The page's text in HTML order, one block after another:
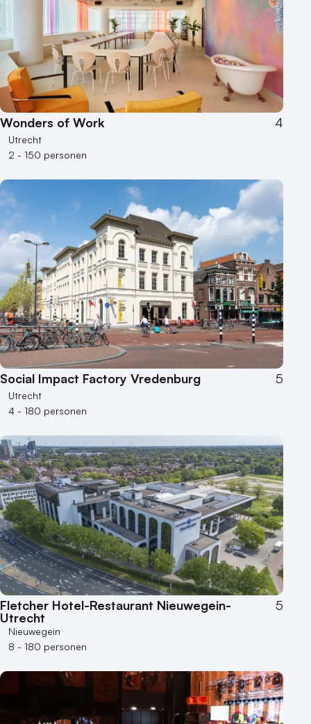
Wonders of Work 4
Utrecht
2 - 150 personen
Social Impact Factory Vredenburg 5
Utrecht
4 - 180 personen
Fletcher Hotel-Restaurant Nieuwegein-
Utrecht
5
Nieuwegein
8 - 180 personen